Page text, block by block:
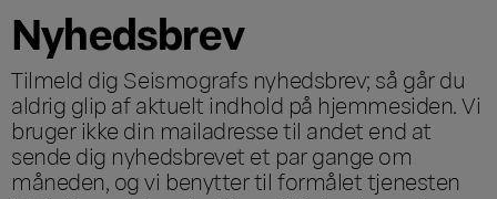
Nyhedsbrev
Tilmeld dig Seismografs nyhedsbrev; så går du
aldrig glip af aktuelt indhold på hjemmesiden. Vi
bruger ikke din mailadresse til andet end at
sende dig nyhedsbrevet et par gange om
måneden, og vi benytter til formålet tjenesten